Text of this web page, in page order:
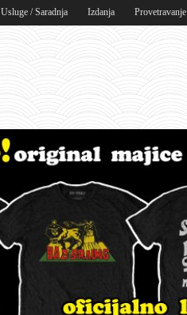
Usluge / Saradnja Izdanja Provetravanje